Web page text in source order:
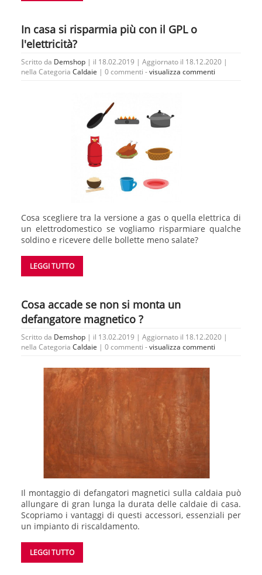
In casa si risparmia più con il GPL o
l'elettricità?
Scritto da Demshop | il 18.02.2019 | Aggiornato il 18.12.2020 |
nella Categoria Caldaie | 0 commenti -visualizza commenti
Cosa scegliere tra la versione a gas o quella elettrica di
un elettrodomestico se vogliamo risparmiare qualche
soldino e ricevere delle bollette meno salate?
LEGGI TUTTO
Cosa accade se non si monta un
defangatore magnetico ?
Scritto da Demshop | il 13.02.2019 | Aggiornato il 18.12.2020 |
nella Categoria Caldaie | 0 commenti -visualizza commenti
Il montaggio di defangatori magnetici sulla caldaia può
allungare di gran lunga la durata delle caldaie di casa.
Scopriamo i vantaggi di questi accessori, essenziali per
un impianto di riscaldamento.
LEGGI TUTTO